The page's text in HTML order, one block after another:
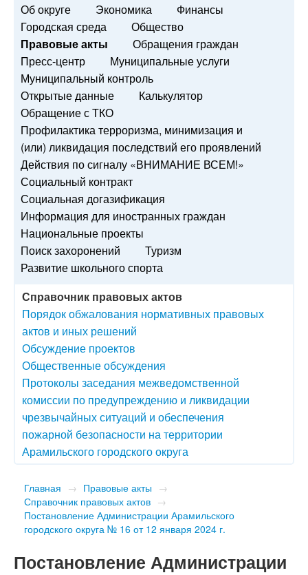
Об округе Экономика
Финансы
Городская среда
Общество
Правовые акты
Обращения граждан
Пресс-центр
Муниципальные услуги
Муниципальный контроль
Открытые данные
Калькулятор
Обращение с ТКО
Профилактика терроризма, минимизация и
(или) ликвидация последствий его проявлений
Действия по сигналу «ВНИМАНИЕ ВСЕМ!»
Социальный контракт
Социальная догазификация
Информация для иностранных граждан
Национальные проекты
Поиск захоронений
Туризм
Развитие школьного спорта
Справочник правовых актов
Порядок обжалования нормативных правовых
актов и иных решений
Обсуждение проектов
Общественные обсуждения
Протоколы заседания межведомственной
комиссии по предупреждению и ликвидации
чрезвычайных ситуаций и обеспечения
пожарной безопасности на территории
Арамильского городского округа
Главная → Правовые акты →
Справочник правовых актов →
Постановление Администрации Арамильского
городского округа № 16 от 12 января 2024 г.
Постановление Администрации